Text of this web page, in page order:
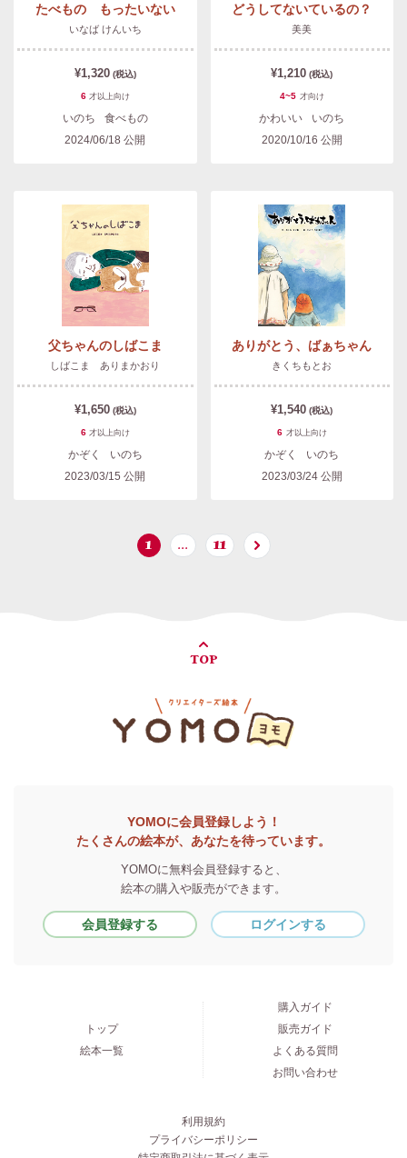
たべもの もったいない
いなば けんいち
¥1,320 (税込)
6 才以上向け
いのち
食べもの
2024/06/18 公開
どうしてないているの？
美美
¥1,210 (税込)
4~5 才向け
かわいい
いのち
2020/10/16 公開
父ちゃんのしばこま
しばこま ありまかおり
¥1,650 (税込)
6 才以上向け
かぞく
いのち
2023/03/15 公開
ありがとう、ばぁちゃん
きくちもとお
¥1,540 (税込)
6 才以上向け
かぞく
いのち
2023/03/24公開
1 … 11
TOP
YOMOに会員登録しよう！
たくさんの絵本が、あなたを待っています。
YOMOに無料会員登録すると、
絵本の購入や販売ができます。
会員登録する ログインする
トップ
絵本一覧
購入ガイド
販売ガイド
よくある質問
お問い合わせ
利用規約
プライバシーポリシー